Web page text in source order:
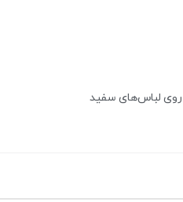
روی لباس‌های سفید